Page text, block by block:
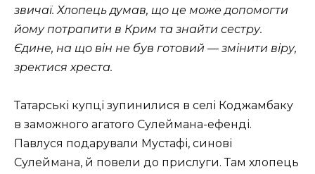
звичаї. Хлопець думав, що це може допомогти
йому потрапити в Крим та знайти сестру.
Єдине, на що він не був готовий — змінити віру,
зректися хреста.
Татарські купці зупинилися в селі Коджамбаку
в заможного агатого Сулеймана-ефенді.
Павлуся подарували Мустафі, синові
Сулеймана, й повели до прислуги. Там хлопець